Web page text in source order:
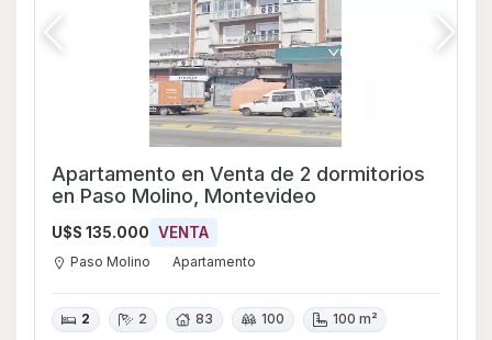
Apartamento en Venta de 2 dormitorios
en Paso Molino, Montevideo
U$S 135.000 VENTA
Paso Molino Apartamento
2 2 83 100 100 m²